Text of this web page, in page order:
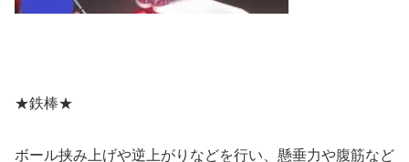
★鉄棒★
ボール挟み上げや逆上がりなどを行い、懸垂力や腹筋など